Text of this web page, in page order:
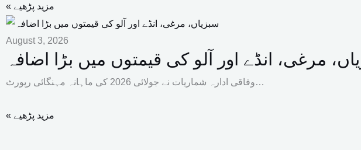
« مزید پڑھیے
August 3, 2026
مرغی، انڈے اور آلو کی قیمتوں میں بڑا اضافہ
وفاقی ادارہ شماریات نے جولائی 2026 کی ماہانہ مہنگائی رپورٹ…
« مزید پڑھیے